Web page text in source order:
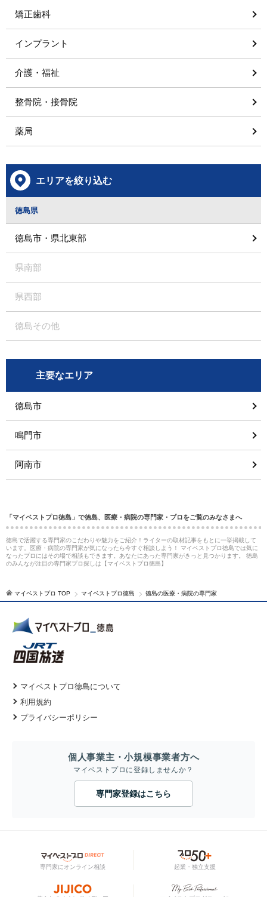
矯正歯科
インプラント
介護・福祉
整骨院・接骨院
薬局
エリアを絞り込む
徳島県
徳島市・県北東部
県南部
県西部
徳島その他
主要なエリア
徳島市
鳴門市
阿南市
「マイベストプロ徳島」で徳島、医療・病院の専門家・プロをご覧のみなさまへ
徳島で活躍する専門家のこだわりや魅力をご紹介！ライターの取材記事をもとに一挙掲載して
います。医療・病院の専門家が気になったら今すぐ相談しよう！ マイベストプロ徳島では気に
なったプロにはその場で相談もできます。あなたにあった専門家がきっと見つかります。 徳島
のみんなが注目の専門家プロ探しは【マイベストプロ徳島】
マイベストプロ TOP マイベストプロ徳島 徳島の医療・病院の専門家
マイベストプロ徳島について
利用規約
プライバシーポリシー
個人事業主・小規模事業者方へ
マイベストプロに登録しませんか？
専門家登録はこちら
専門家にオンライン相談 起業・独立支援